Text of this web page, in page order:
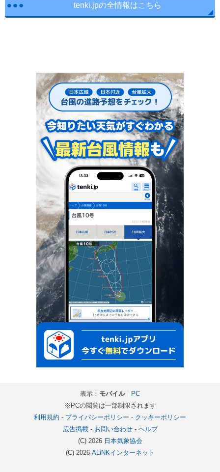
tenki.jpの全情報はこちら
表示： モバイル｜ PC
※PCの閲覧は一部制限されます
利用規約 - プライバシーポリシー - クッキーポリシー
広告掲載- お問い合わせ- ヘルプ
(C) 2026 日本気象協会
(C) 2026 ALiNKインターネット